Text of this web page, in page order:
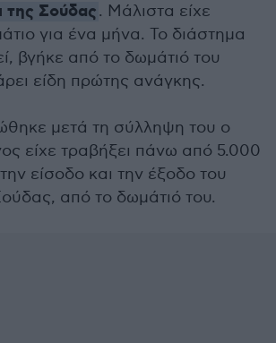
της Σούδας. Μάλιστα είχε
για ένα μήνα. Το διάστημα
βγήκε από το δωμάτιό του
είδη πρώτης ανάγκης.
μετά τη σύλληψη του ο
είχε τραβήξει πάνω από 5.000
είσοδο και την έξοδο του
από το δωμάτιό του.